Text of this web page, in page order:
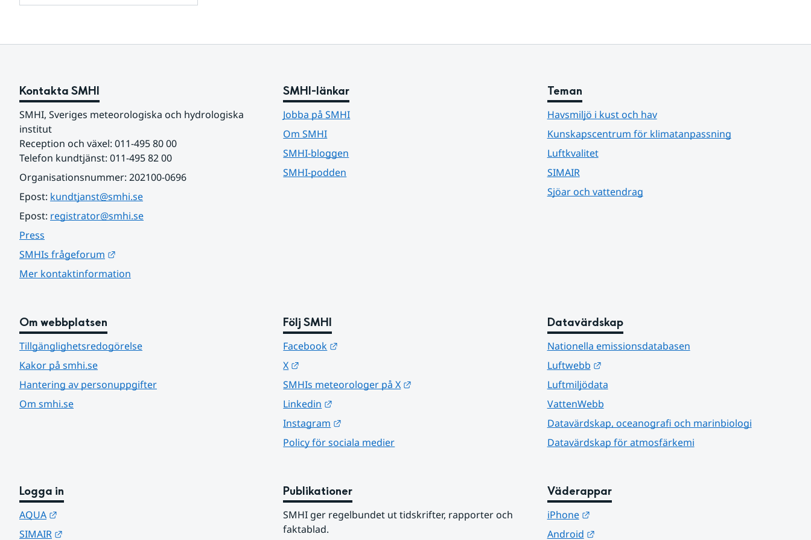
och
för
Kontakta SMHI
SMHI, Sveriges meteorologiska och hydrologiska
institut
Reception och växel: 011-495 80 00
Telefon kundtjänst: 011-495 82 00
Organisationsnummer: 202100-0696
Epost: kundtjanst@smhi.se
Epost: registrator@smhi.se
Press
SMHIs frågeforum
Mer kontaktinformation
SMHI-länkar
Jobba på SMHI
Om SMHI
SMHI-bloggen
SMHI-podden
Teman
Havsmiljö i kust och hav
Kunskapscentrum för klimatanpassning
Luftkvalitet
SIMAIR
Sjöar och vattendrag
Om webbplatsen
Tillgänglighetsredogörelse
Kakor på smhi.se
Hantering av personuppgifter
Om smhi.se
Följ SMHI
Facebook
X
SMHIs meteorologer på X
Linkedin
Instagram
Policy för sociala medier
Datavärdskap
Nationella emissionsdatabasen
Luftwebb
Länk till annan webbplats.
Luftmiljödata
VattenWebb
Datavärdskap, oceanografi och marinbiologi
Datavärdskap för atmosfärkemi
Logga in
AQUA
SIMAIR
Publikationer
SMHI ger regelbundet ut tidskrifter, rapporter och
faktablad.
Väderappar
iPhone
Länk till annan webbplats.
Android
Länk till annan webbplats.